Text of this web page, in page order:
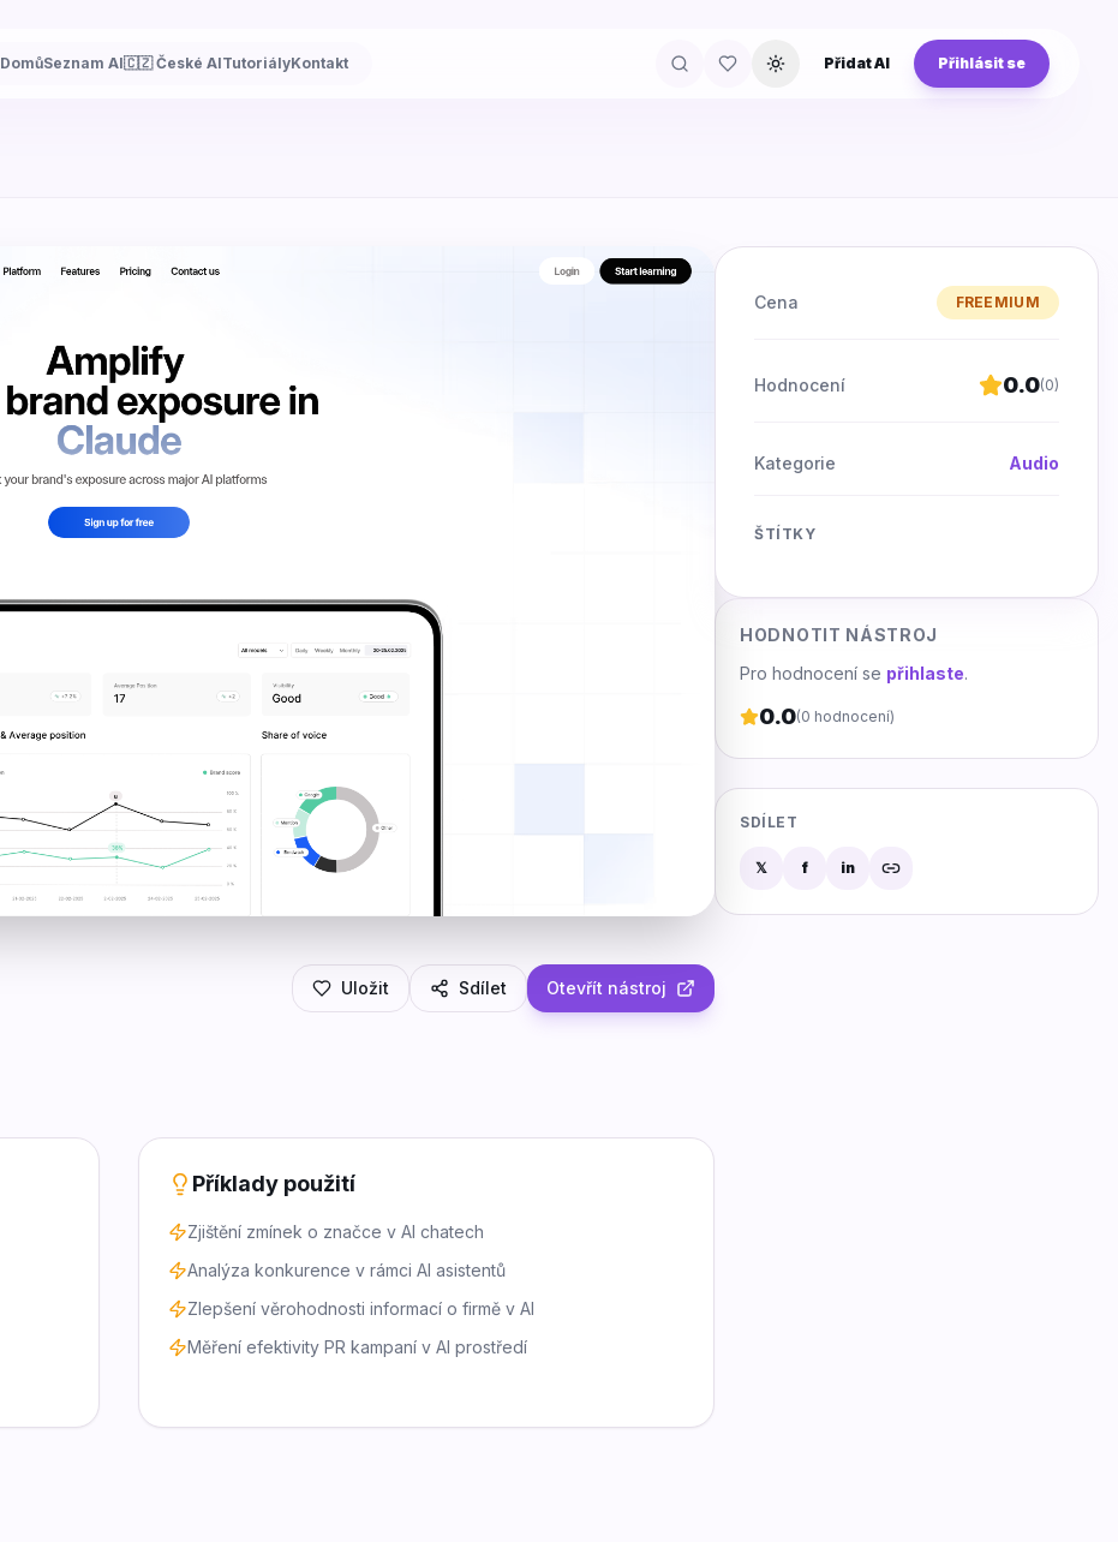
DomůSeznam AI🇨🇿 České AITutoriályKontakt Přepnout téma
Přidat AI Přihlásit se
Uložit Sdílet Otevřít nástroj
Příklady použití
Zjištění zmínek o značce v AI chatech
Analýza konkurence v rámci AI asistentů
Zlepšení věrohodnosti informací o firmě v AI
Měření efektivity PR kampaní v AI prostředí
Cena FREEMIUM
Hodnocení 0.0(0)
Kategorie Audio
ŠTÍTKY
HODNOTIT NÁSTROJ
Pro hodnocení se přihlaste.
0.0(0 hodnocení)
SDÍLET
𝕏 f in